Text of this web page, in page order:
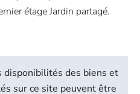
étage Jardin partagé.
des biens et
sur ce site peuvent être